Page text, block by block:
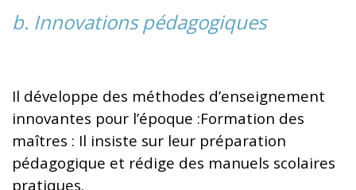
b. Innovations pédagogiques
Il développe des méthodes d’enseignement
innovantes pour l’époque :Formation des
maîtres : Il insiste sur leur préparation
pédagogique et rédige des manuels scolaires
pratiques.